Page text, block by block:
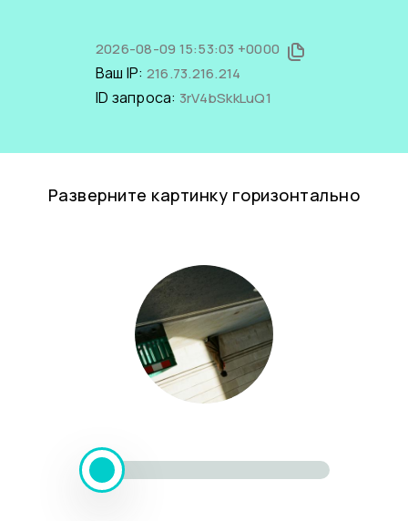
2026-08-09 15:53:03 +0000
Ваш IP: 216.73.216.214
ID запроса: 3rV4bSkkLuQ1
Разверните картинку горизонтально